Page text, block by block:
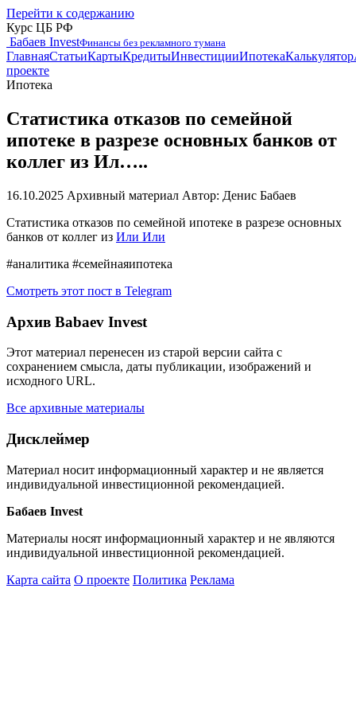
Перейти к содержанию
Курс ЦБ РФ
Бабаев InvestФинансы без рекламного тумана
ГлавнаяСтатьиКартыКредитыИнвестицииИпотекаКалькулятор
проекте
Ипотека
Статистика отказов по семейной
ипотеке в разрезе основных банков от
коллег из Ил…..
16.10.2025 Архивный материал Автор: Денис Бабаев
Статистика отказов по семейной ипотеке в разрезе основных
банков от коллег из Или Или
#аналитика #семейнаяипотека
Смотреть этот пост в Telegram
Архив Babaev Invest
Этот материал перенесен из старой версии сайта с
сохранением смысла, даты публикации, изображений и
исходного URL.
Все архивные материалы
Дисклеймер
Материал носит информационный характер и не является
индивидуальной инвестиционной рекомендацией.
Бабаев Invest
Материалы носят информационный характер и не являются
индивидуальной инвестиционной рекомендацией.
Карта сайта О проекте Политика Реклама